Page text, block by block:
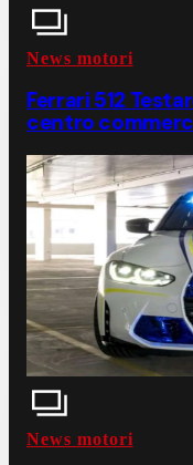
News motori
Ferrari 512
centro
News motori